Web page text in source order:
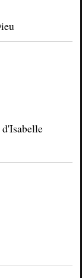
d'Isabelle